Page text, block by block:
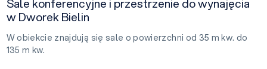
Sale konferencyjne i przestrzenie do wynajęcia
w Dworek Bielin
W obiekcie znajdują się sale o powierzchni od 35 m kw. do
135 m kw.